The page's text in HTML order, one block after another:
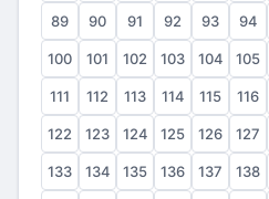
89 90 91 92 93 94
100 101 102 103 104 105
111 112 113 114 115 116
122 123 124 125 126 127
133 134 135 136 137 138